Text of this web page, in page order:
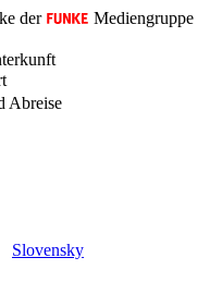
der
Mediengruppe
Abreise
Slovensky